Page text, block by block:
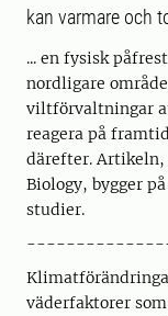
kan varmare och
... en fysisk
nordligare
viltförvaltningar
reagera på
därefter. Artikeln,
Biology, bygger
studier.
väderfaktorer